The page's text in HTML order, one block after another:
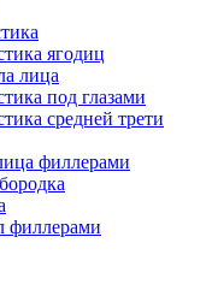
ягодиц
лица
под глазами
средней трети
филлерами
филлерами